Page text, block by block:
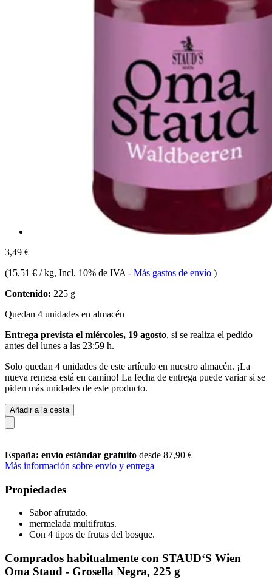
3,49 €
(15,51 € / kg, Incl. 10% de IVA - Más gastos de envío )
Contenido: 225 g
Quedan 4 unidades en almacén
Entrega prevista el miércoles, 19 agosto, si se realiza el pedido
antes del lunes a las 23:59 h.
Solo quedan 4 unidades de este artículo en nuestro almacén. ¡La
nueva remesa está en camino! La fecha de entrega puede variar si se
piden más unidades de este producto.
Añadir a la cesta
España: envío estándar gratuito desde 87,90 €
Más información sobre envío y entrega
Propiedades
Sabor afrutado.
mermelada multifrutas.
Con 4 tipos de frutas del bosque.
Comprados habitualmente con STAUD‘S Wien
Oma Staud - Grosella Negra, 225 g